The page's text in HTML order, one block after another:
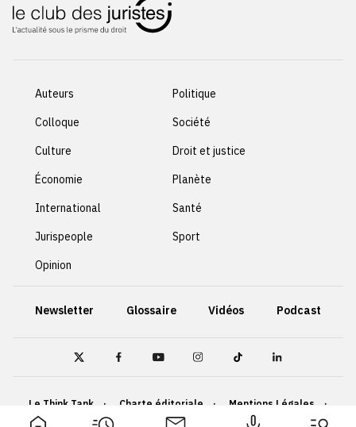
Auteurs
Colloque
Culture
Économie
International
Jurispeople
Opinion
Politique
Société
Droit et justice
Planète
Santé
Sport
Newsletter Glossaire Vidéos Podcast
Le Think Tank Charte éditoriale
Mentions Légales